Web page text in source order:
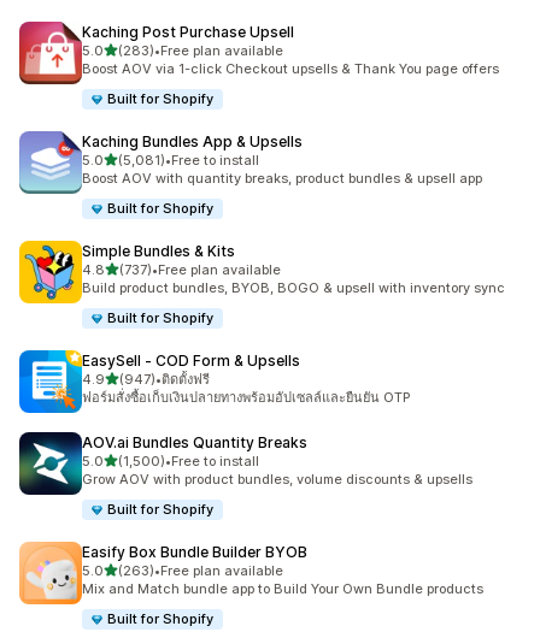
Kaching Post Purchase Upsell
5.0เต็ม 5 ดาว
(283)
ทั้งหมด 283 รีวิว
•Free plan available
Boost AOV via 1-click Checkout upsells & Thank You page offers
Built for Shopify
Kaching Bundles App & Upsells
5.0เต็ม 5 ดาว
(5,081)
ทั้งหมด 5081 รีวิว
•Free to install
Boost AOV with quantity breaks, product bundles & upsell app
Built for Shopify
Simple Bundles & Kits
4.8เต็ม 5 ดาว
(737)
ทั้งหมด 737 รีวิว
•Free plan available
Build product bundles, BYOB, BOGO & upsell with inventory sync
Built for Shopify
EasySell ‑ COD Form & Upsells
4.9เต็ม 5 ดาว
(947)
ทั้งหมด 947 รีวิว
•ติดตั้งฟรี
ฟอร์มสั่งซื้อเก็บเงินปลายทางพร้อมอัปเซลล์และยืนยัน OTP
AOV.ai Bundles Quantity Breaks
5.0เต็ม 5 ดาว
(1,500)
ทั้งหมด 1500 รีวิว
•Free to install
Grow AOV with product bundles, volume discounts & upsells
Built for Shopify
Easify Box Bundle Builder BYOB
5.0เต็ม 5 ดาว
(263)
ทั้งหมด 263 รีวิว
•Free plan available
Mix and Match bundle app to Build Your Own Bundle products
Built for Shopify